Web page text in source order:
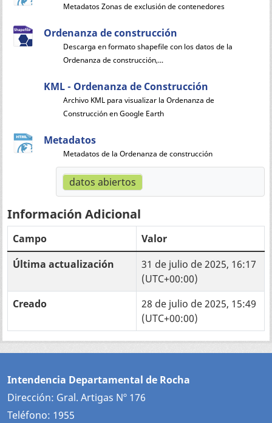
Metadatos Zonas de exclusión de contenedores
Ordenanza de construcción
Descarga en formato shapefile con los datos de la
Ordenanza de construcción,...
KML - Ordenanza de Construcción
Archivo KML para visualizar la Ordenanza de
Construcción en Google Earth
Metadatos
Metadatos de la Ordenanza de construcción
datos abiertos
Información Adicional
Campo
Valor
Última actualización
31 de julio de 2025, 16:17
(UTC+00:00)
Creado
28 de julio de 2025, 15:49
(UTC+00:00)
Intendencia Departamental de Rocha
Dirección: Gral. Artigas Nº 176
Teléfono: 1955